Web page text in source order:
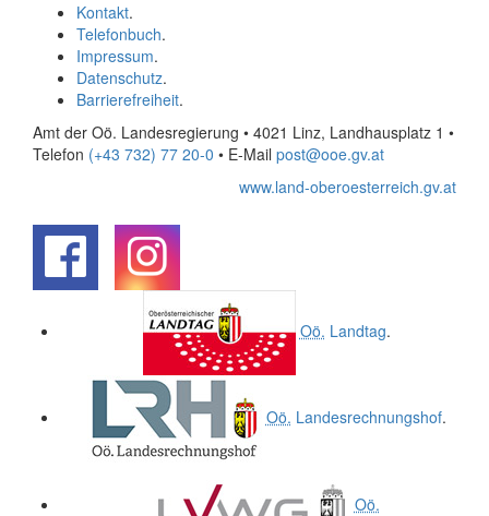
Kontakt.
Telefonbuch.
Impressum.
Datenschutz.
Barrierefreiheit.
Amt der Oö. Landesregierung • 4021 Linz, Landhausplatz 1 •
Telefon (+43 732) 77 20-0 • E-Mail post@ooe.gv.at
www.land-oberoesterreich.gv.at
Oö. Landtag.
Oö. Landesrechnungshof.
Oö.